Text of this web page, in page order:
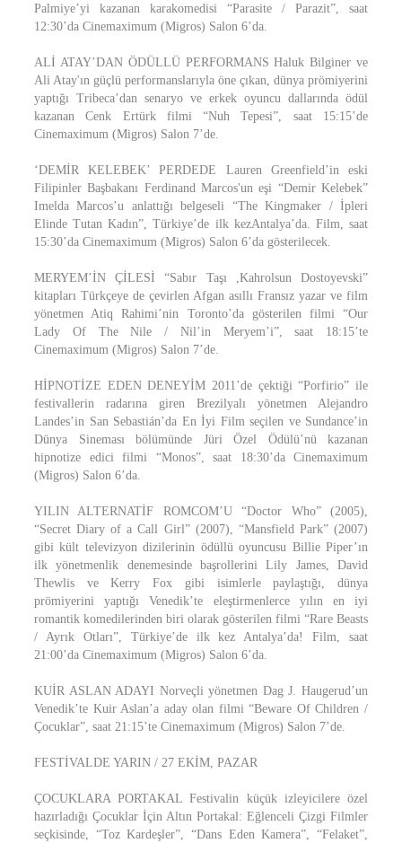
Palmiye’yi kazanan karakomedisi “Parasite / Parazit”, saat
12:30’da Cinemaximum (Migros) Salon 6’da.
ALİ ATAY’DAN ÖDÜLLÜ PERFORMANS Haluk Bilginer ve
Ali Atay'ın güçlü performanslarıyla öne çıkan, dünya prömiyerini
yaptığı Tribeca’dan senaryo ve erkek oyuncu dallarında ödül
kazanan Cenk Ertürk filmi “Nuh Tepesi”, saat 15:15’de
Cinemaximum (Migros) Salon 7’de.
‘DEMİR KELEBEK’ PERDEDE Lauren Greenfield’in eski
Filipinler Başbakanı Ferdinand Marcos'un eşi “Demir Kelebek”
Imelda Marcos’u anlattığı belgeseli “The Kingmaker / İpleri
Elinde Tutan Kadın”, Türkiye’de ilk kezAntalya’da. Film, saat
15:30’da Cinemaximum (Migros) Salon 6’da gösterilecek.
MERYEM’İN ÇİLESİ “Sabır Taşı ,Kahrolsun Dostoyevski”
kitapları Türkçeye de çevirlen Afgan asıllı Fransız yazar ve film
yönetmen Atiq Rahimi’nin Toronto’da gösterilen filmi “Our
Lady Of The Nile / Nil’in Meryem’i”, saat 18:15’te
Cinemaximum (Migros) Salon 7’de.
HİPNOTİZE EDEN DENEYİM 2011’de çektiği “Porfirio” ile
festivallerin radarına giren Brezilyalı yönetmen Alejandro
Landes’in San Sebastián’da En İyi Film seçilen ve Sundance’in
Dünya Sineması bölümünde Jüri Özel Ödülü’nü kazanan
hipnotize edici filmi “Monos”, saat 18:30’da Cinemaximum
(Migros) Salon 6’da.
YILIN ALTERNATİF ROMCOM’U “Doctor Who” (2005),
“Secret Diary of a Call Girl” (2007), “Mansfield Park” (2007)
gibi kült televizyon dizilerinin ödüllü oyuncusu Billie Piper’ın
ilk yönetmenlik denemesinde başrollerini Lily James, David
Thewlis ve Kerry Fox gibi isimlerle paylaştığı, dünya
prömiyerini yaptığı Venedik’te eleştirmenlerce yılın en iyi
romantik komedilerinden biri olarak gösterilen filmi “Rare Beasts
/ Ayrık Otları”, Türkiye’de ilk kez Antalya’da! Film, saat
21:00’da Cinemaximum (Migros) Salon 6’da.
KUİR ASLAN ADAYI Norveçli yönetmen Dag J. Haugerud’un
Venedik’te Kuir Aslan’a aday olan filmi “Beware Of Children /
Çocuklar”, saat 21:15’te Cinemaximum (Migros) Salon 7’de.
FESTİVALDE YARIN / 27 EKİM, PAZAR
ÇOCUKLARA PORTAKAL Festivalin küçük izleyicilere özel
hazırladığı Çocuklar İçin Altın Portakal: Eğlenceli Çizgi Filmler
seçkisinde, “Toz Kardeşler”, “Dans Eden Kamera”, “Felaket”,